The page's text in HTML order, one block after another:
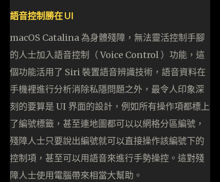
語音控制勝在 UI
macOS Catalina 為身體殘障，無法靈活控制手腳
的人士加入語音控制（ Voice Control ）功能，這
個功能活用了 Siri 裝置語音辨識技術，語音資料在
手機裡進行分析消除私隱問題之外，最令人印象深
刻的要算是 UI 界面的設計，例如所有操作項都標上
了編號標籤，甚至連地圖都可以以網格分區編號，
殘障人士只要說出編號就可以直接操作該編號下的
控制項，甚至可以用語音來進行手勢操控。這對殘
障人士使用電腦帶來相當大幫助。